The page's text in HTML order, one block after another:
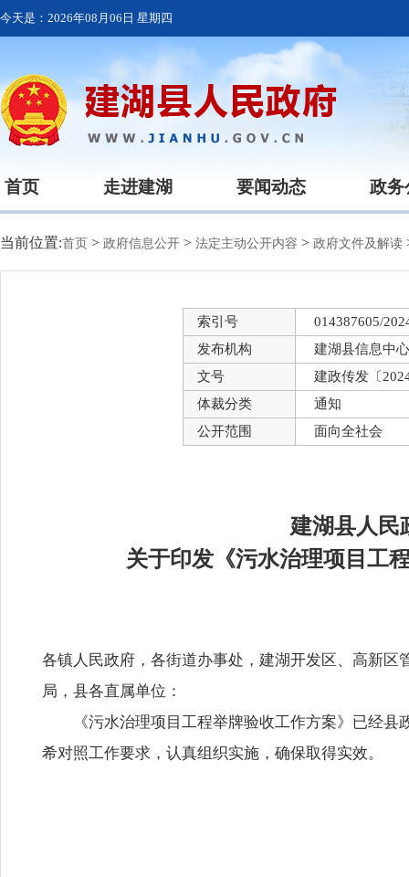
今天是： 2026年08月06日 星期四
首页 走进建湖 要闻动态 政务
当前位置:首页 > 政府信息公开 > 法定主动公开内容 > 政府文件及解读
索引号
014387605/
发布机构
建湖县信息中心
文号
建政传发〔
体裁分类
通知
公开范围
面向全社会
建湖县人民
关于印发《污水治理项目工
各镇人民政府，各街道办事处，建湖开发区、高新
局，县各直属单位：
《污水治理项目工程举牌验收工作方案》已经
希对照工作要求，认真组织实施，确保取得实效。